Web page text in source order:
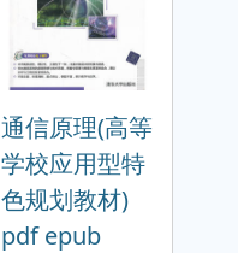
通信原理(高等
学校应用型特
色规划教材)
pdf epub